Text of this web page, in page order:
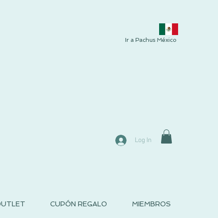
Ir a Pachus México
Log In
CUPÓN REGALO MIEMBROS